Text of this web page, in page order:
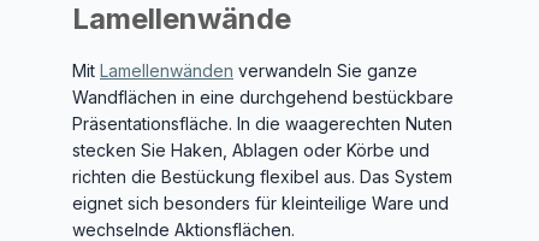
Lamellenwände
Mit Lamellenwänden verwandeln Sie ganze
Wandflächen in eine durchgehend bestückbare
Präsentationsfläche. In die waagerechten Nuten
stecken Sie Haken, Ablagen oder Körbe und
richten die Bestückung flexibel aus. Das System
eignet sich besonders für kleinteilige Ware und
wechselnde Aktionsflächen.